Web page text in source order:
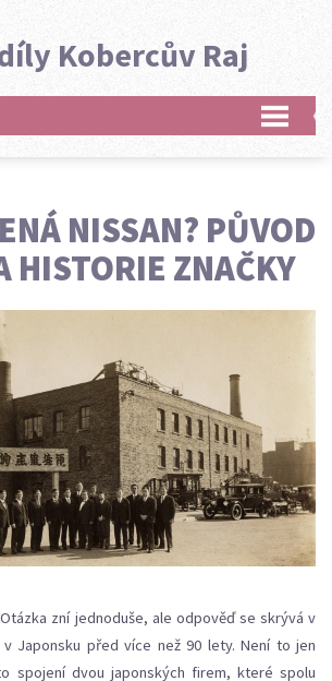
Kobercův Raj
NISSAN? PŮVOD
HISTORIE ZNAČKY
zní jednoduše, ale odpověď se skrývá v
Japonsku před více než 90 lety. Není to jen
spojení dvou japonských firem, které spolu